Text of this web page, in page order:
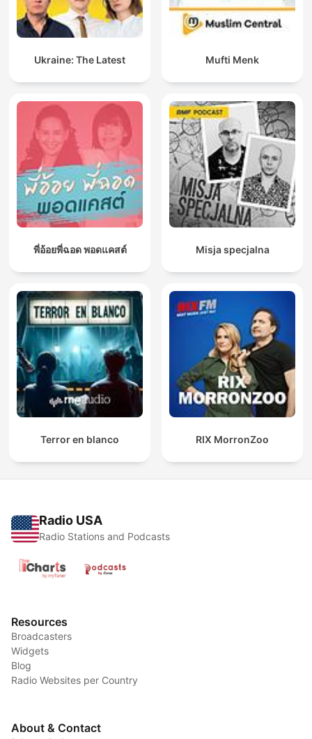
Ukraine: The Latest Mufti Menk
พี่อ้อยพี่ฉอด พอดแคสต์ Misja specjalna
Terror en blanco RIX MorronZoo
Radio USA
Radio Stations and Podcasts
Resources
Broadcasters
Widgets
Blog
Radio Websites per Country
About & Contact